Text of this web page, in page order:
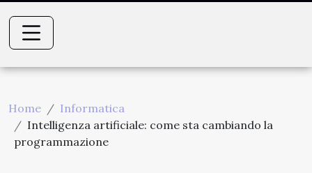
Home
Informatica
Intelligenza artificiale: come sta cambiando la
programmazione